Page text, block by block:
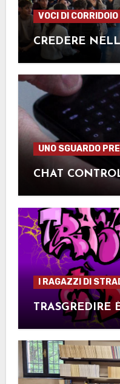
VOCI DI CORRIDOIO
CREDERE
UNO SGUARDO
CHAT
I RAGAZZI DI
TRASGREDIRE